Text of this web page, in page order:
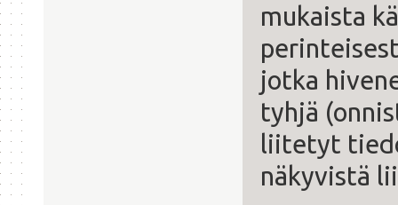
mukaista
jotka
tyhjä
liitetyt
näkyvistä